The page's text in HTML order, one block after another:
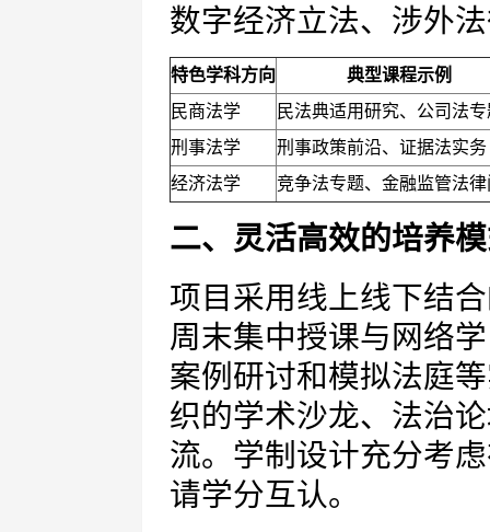
数字经济立法、涉外
特色学科方向
典型课程示例
民商法学
民法典适用研究、公司法
刑事法学
刑事政策前沿、证据法实务
经济法学
竞争法专题、金融监管法
二、灵活高效的培养
项目采用线上线下结
周末集中授课与网络
案例研讨和模拟法庭
织的学术沙龙、法治
流。学制设计充分考
请学分互认。